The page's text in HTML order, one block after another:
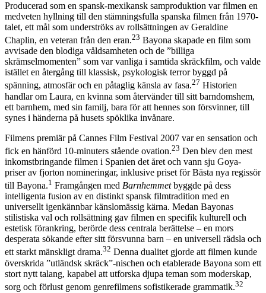
Producerad som en spansk-mexikansk samproduktion var filmen en
medveten hyllning till den stämningsfulla spanska filmen från 1970-
talet, ett mål som underströks av rollsättningen av Geraldine
Chaplin, en veteran från den eran.23 Bayona skapade en film som
avvisade den blodiga våldsamheten och de ”billiga
skrämselmomenten” som var vanliga i samtida skräckfilm, och valde
istället en återgång till klassisk, psykologisk terror byggd på
spänning, atmosfär och en påtaglig känsla av fasa.27 Historien
handlar om Laura, en kvinna som återvänder till sitt barndomshem,
ett barnhem, med sin familj, bara för att hennes son försvinner, till
synes i händerna på husets spöklika invånare.
Filmens premiär på Cannes Film Festival 2007 var en sensation och
fick en hänförd 10-minuters stående ovation.23 Den blev den mest
inkomstbringande filmen i Spanien det året och vann sju Goya-
priser av fjorton nomineringar, inklusive priset för Bästa nya regissör
till Bayona.1 Framgången med Barnhemmetbyggde på dess
intelligenta fusion av en distinkt spansk filmtradition med en
universellt igenkännbar känslomässig kärna. Medan Bayonas
stilistiska val och rollsättning gav filmen en specifik kulturell och
estetisk förankring, berörde dess centrala berättelse – en mors
desperata sökande efter sitt försvunna barn – en universell rädsla och
ett starkt mänskligt drama.32 Denna dualitet gjorde att filmen kunde
överskrida ”utländsk skräck”-nischen och etablerade Bayona som ett
stort nytt talang, kapabel att utforska djupa teman som moderskap,
sorg och förlust genom genrefilmens sofistikerade grammatik.32